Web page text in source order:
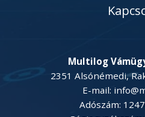
Multilog
2351 Alsónémedi,
E-mail:
Adószám: